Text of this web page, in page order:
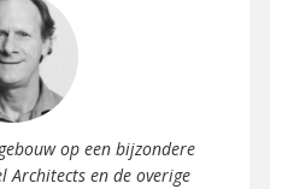
op een bijzondere
Architects en de overige